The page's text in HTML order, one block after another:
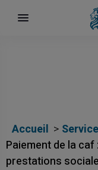
Accueil
Paiement de la
prestations